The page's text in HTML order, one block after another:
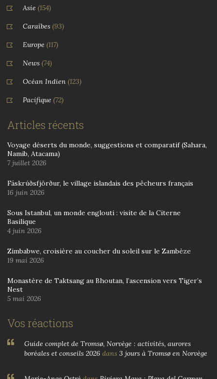
Asie (154)
Caraïbes (93)
Europe (117)
News (74)
Océan Indien (123)
Pacifique (72)
Articles récents
Voyage déserts du monde, suggestions et comparatif (Sahara,
Namib, Atacama)
7 juillet 2026
Fáskrúðsfjörður, le village islandais des pêcheurs français
16 juin 2026
Sous Istanbul, un monde englouti : visite de la Citerne
Basilique
4 juin 2026
Zimbabwe, croisière au coucher du soleil sur le Zambèze
19 mai 2026
Monastère de Taktsang au Bhoutan, l’ascension vers Tiger’s
Nest
5 mai 2026
Vos réactions
Guide complet de Tromsø, Norvège : activités, aurores
boréales et conseils 2026 dans 3 jours à Tromsø en Norvège